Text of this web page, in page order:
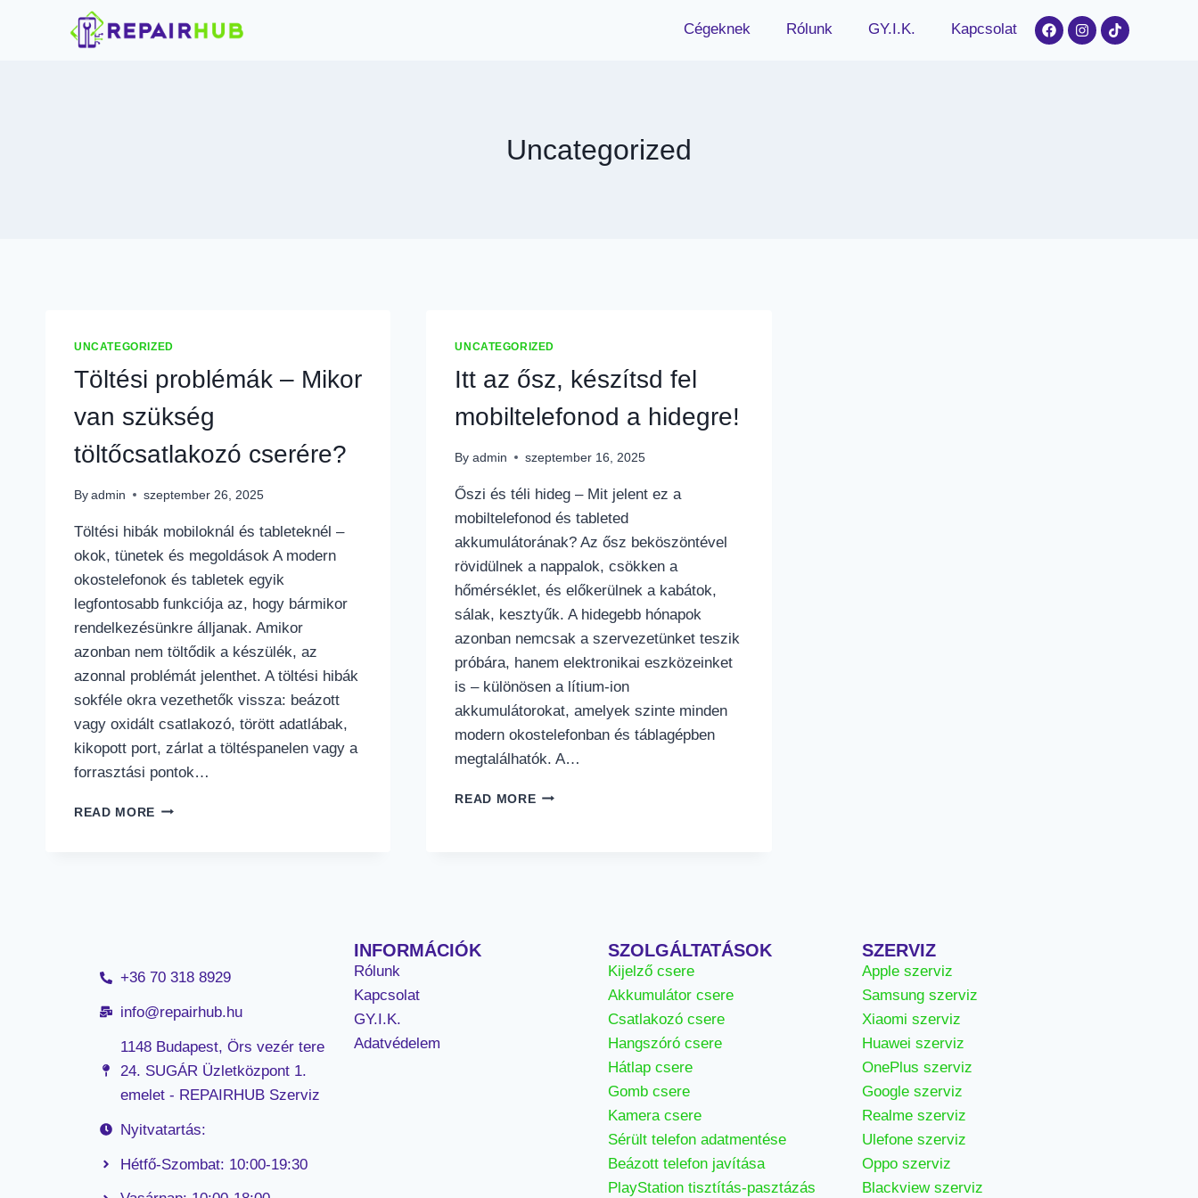
Cégeknek Rólunk GY.I.K. Kapcsolat
Uncategorized
UNCATEGORIZED
Töltési problémák – Mikor
van szükség
töltőcsatlakozó cserére?
By admin szeptember 26, 2025
Töltési hibák mobiloknál és tableteknél –
okok, tünetek és megoldások A modern
okostelefonok és tabletek egyik
legfontosabb funkciója az, hogy bármikor
rendelkezésünkre álljanak. Amikor
azonban nem töltődik a készülék, az
azonnal problémát jelenthet. A töltési hibák
sokféle okra vezethetők vissza: beázott
vagy oxidált csatlakozó, törött adatlábak,
kikopott port, zárlat a töltéspanelen vagy a
forrasztási pontok…
READ MORE
UNCATEGORIZED
Itt az ősz, készítsd fel
mobiltelefonod a hidegre!
By admin szeptember 16, 2025
Őszi és téli hideg – Mit jelent ez a
mobiltelefonod és tableted
akkumulátorának? Az ősz beköszöntével
rövidülnek a nappalok, csökken a
hőmérséklet, és előkerülnek a kabátok,
sálak, kesztyűk. A hidegebb hónapok
azonban nemcsak a szervezetünket teszik
próbára, hanem elektronikai eszközeinket
is – különösen a lítium-ion
akkumulátorokat, amelyek szinte minden
modern okostelefonban és táblagépben
megtalálhatók. A…
READ MORE
+36 70 318 8929
info@repairhub.hu
1148 Budapest, Örs vezér tere
24. SUGÁR Üzletközpont 1.
emelet - REPAIRHUB Szerviz
Nyitvatartás:
Hétfő-Szombat: 10:00-19:30
INFORMÁCIÓK
Rólunk
Kapcsolat
GY.I.K.
Adatvédelem
SZOLGÁLTATÁSOK
Kijelző csere
Akkumulátor csere
Csatlakozó csere
Hangszóró csere
Hátlap csere
Gomb csere
Kamera csere
Sérült telefon adatmentése
Beázott telefon javítása
PlayStation tisztítás-pasztázás
SZERVIZ
Apple szerviz
Samsung szerviz
Xiaomi szerviz
Huawei szerviz
OnePlus szerviz
Google szerviz
Realme szerviz
Ulefone szerviz
Oppo szerviz
Blackview szerviz